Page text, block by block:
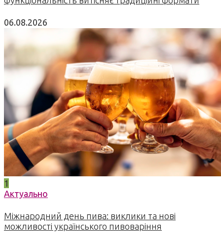
06.08.2026
1
Актуально
Міжнародний день пива: виклики та нові
можливості українського пивоваріння